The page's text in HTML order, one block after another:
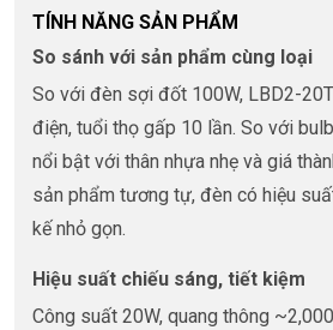
TÍNH NĂNG SẢN PHẨM
So sánh với sản phẩm cùng loại
So với đèn sợi đốt 100W, LBD2-
điện, tuổi thọ gấp 10 lần. So với
nổi bật với thân nhựa nhẹ và giá
sản phẩm tương tự, đèn có hiệu
kế nhỏ gọn.
Hiệu suất chiếu sáng, tiết kiệm
Công suất 20W, quang thông